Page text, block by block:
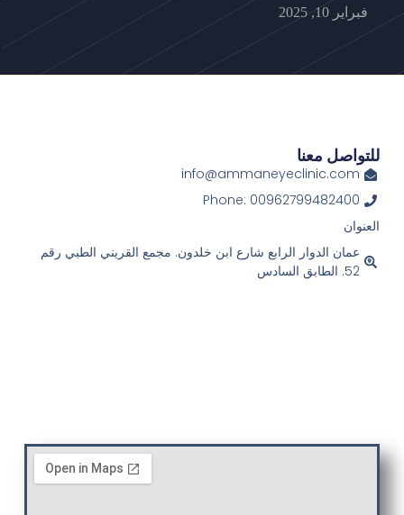
فبراير 10, 2025
للتواصل معنا
info@ammaneyeclinic.com
Phone: 00962799482400
العنوان
عمان الدوار الرابع شارع ابن خلدون. مجمع القريني الطبي رقم
52. الطابق السادس